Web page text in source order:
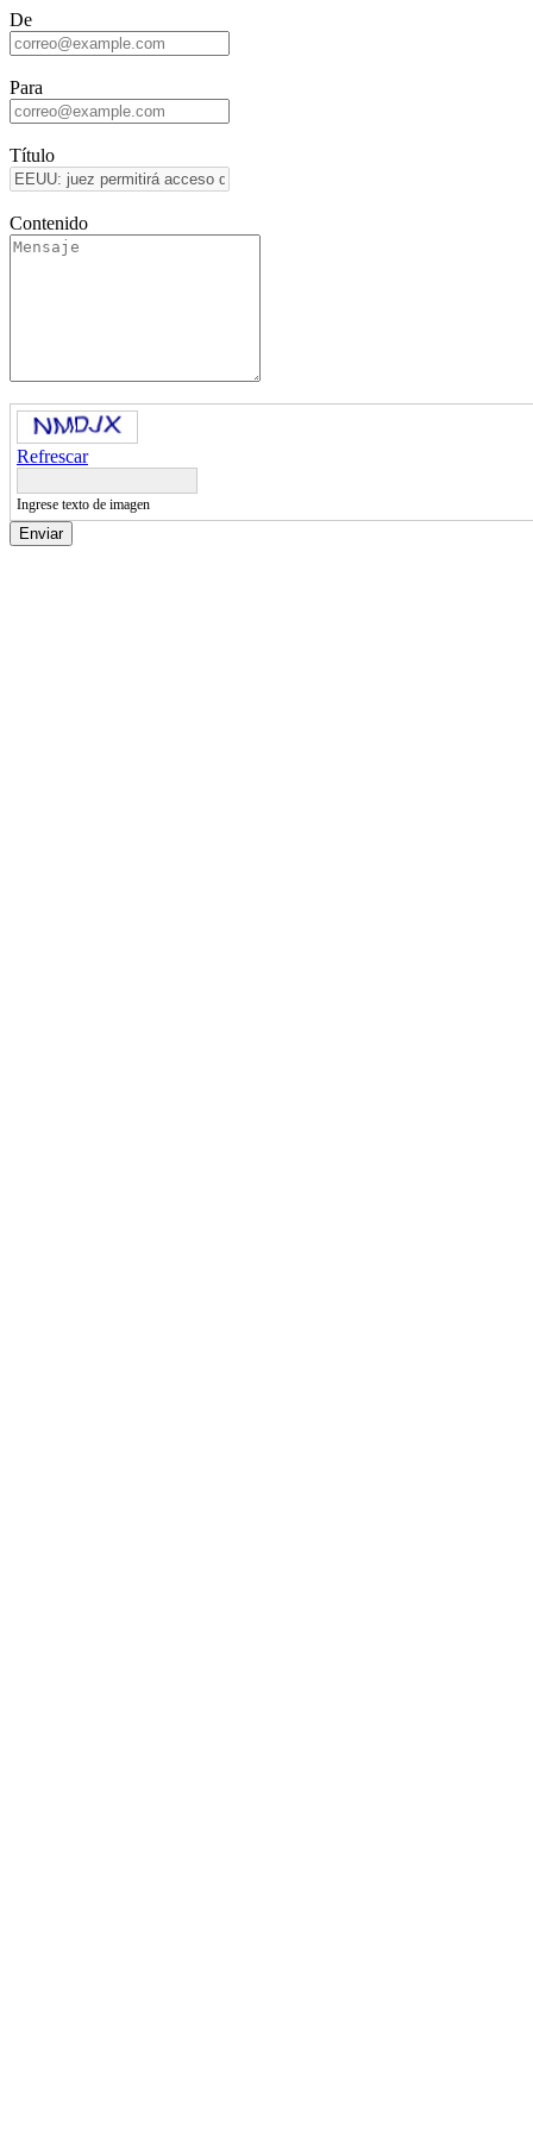
De
Para
Título
Contenido
Refrescar
Ingrese texto de imagen